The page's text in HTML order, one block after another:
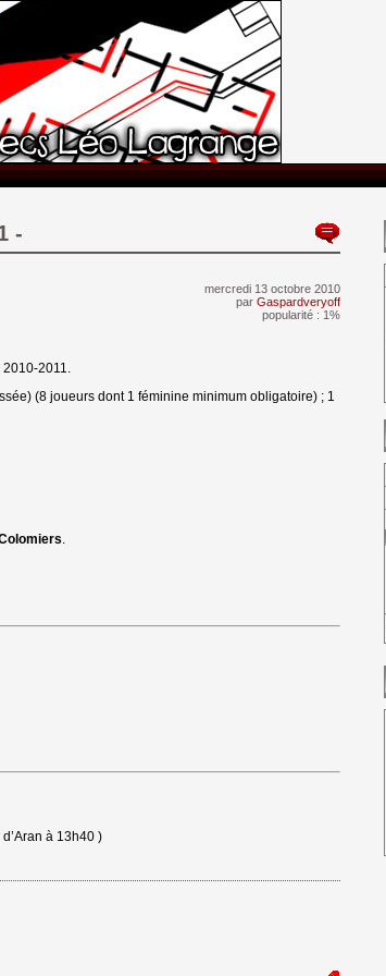
-
mercredi 13 octobre 2010
par Gaspardveryoff
popularité : 1%
2011.
(8 joueurs dont 1 féminine minimum obligatoire) ; 1
.
à 13h40 )